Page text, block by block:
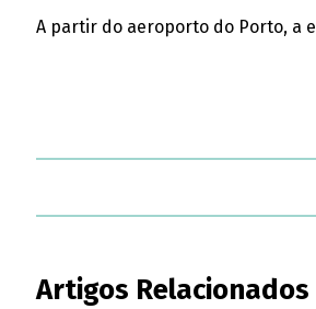
A partir do aeroporto do Porto, a
Artigos Relacionados